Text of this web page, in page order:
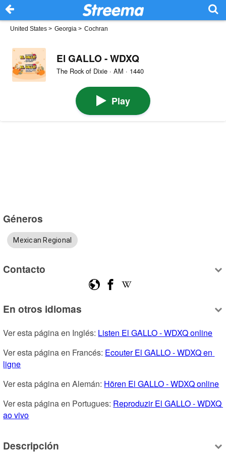
United States > Georgia > Cochran
El GALLO - WDXQ
The Rock of Dixie · AM · 1440
Play
Géneros
Mexican Regional
Contacto
En otros idiomas
Ver esta página en Inglés: Listen El GALLO - WDXQ online
Ver esta página en Francés: Ecouter El GALLO - WDXQ en
ligne
Ver esta página en Alemán: Hören El GALLO - WDXQ online
Ver esta página en Portugues: Reproduzir El GALLO - WDXQ
ao vivo
Descripción